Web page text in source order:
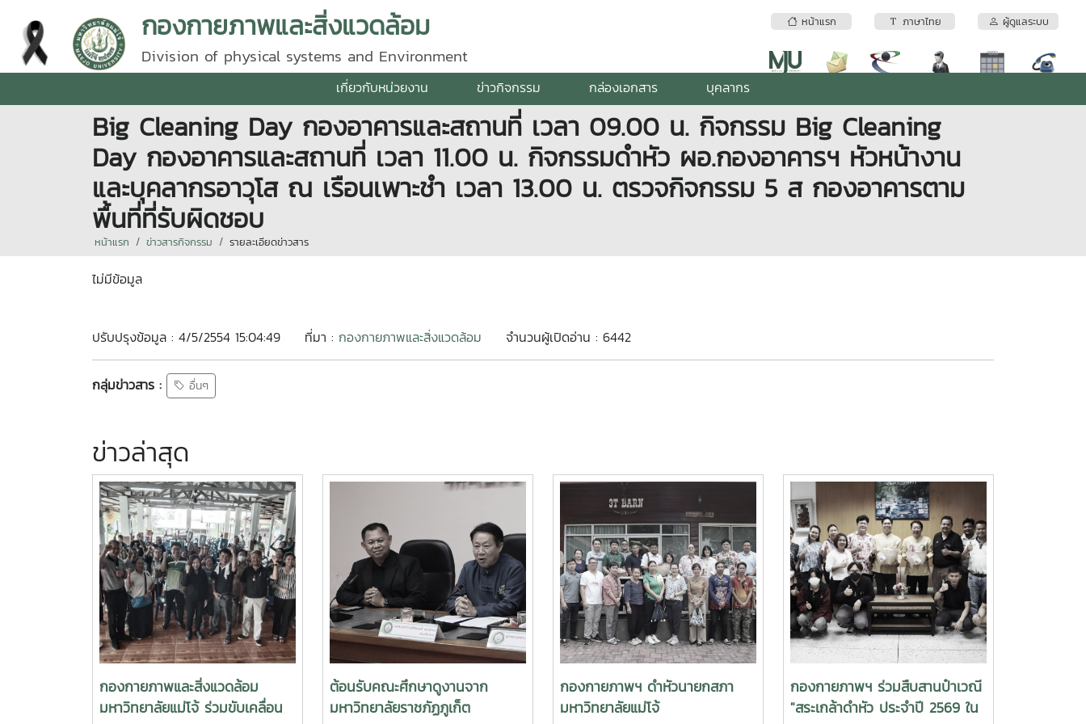
หน้าแรก ภาษาไทย ผู้ดูแลระบบ
กองกายภาพและสิ่งแวดล้อม
Division of physical systems and Environment
เกี่ยวกับหน่วยงาน ข่าวกิจกรรม กล่องเอกสาร บุคลากร
Big Cleaning Day กองอาคารและสถานที่ เวลา 09.00 น. กิจกรรม Big Cleaning
Day กองอาคารและสถานที่ เวลา 11.00 น. กิจกรรมดำหัว ผอ.กองอาคารฯ หัวหน้างาน
และบุคลากรอาวุโส ณ เรือนเพาะชำ เวลา 13.00 น. ตรวจกิจกรรม 5 ส กองอาคารตาม
พื้นที่ที่รับผิดชอบ
หน้าแรก ข่าวสารกิจกรรม รายละเอียดข่าวสาร
ไม่มีข้อมูล
ปรับปรุงข้อมูล : 4/5/2554 15:04:49 ที่มา : กองกายภาพและสิ่งแวดล้อม จำนวนผู้เปิดอ่าน : 6442
กลุ่มข่าวสาร : อื่นๆ
ข่าวล่าสุด
กองกายภาพและสิ่งแวดล้อม
มหาวิทยาลัยแม่โจ้ ร่วมขับเคลื่อน
ต้อนรับคณะศึกษาดูงานจาก
มหาวิทยาลัยราชภัฏภูเก็ต
กองกายภาพฯ ดำหัวนายกสภา
มหาวิทยาลัยแม่โจ้
กองกายภาพฯ ร่วมสืบสานป๋าเวณี
"สระเกล้าดำหัว ประจำปี 2569 ใน